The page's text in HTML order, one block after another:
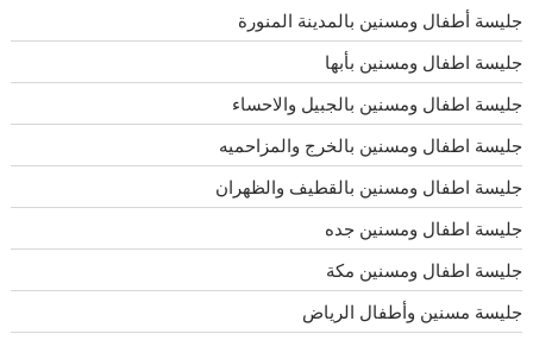
جليسة أطفال ومسنين بالمدينة المنورة
جليسة اطفال ومسنين بأبها
جليسة اطفال ومسنين بالجبيل والاحساء
جليسة اطفال ومسنين بالخرج والمزاحميه
جليسة اطفال ومسنين بالقطيف والظهران
جليسة اطفال ومسنين جده
جليسة اطفال ومسنين مكة
جليسة مسنين وأطفال الرياض